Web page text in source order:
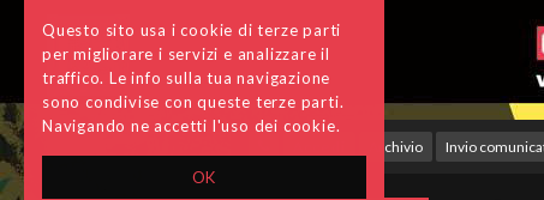
OK
Questo sito usa i cookie di terze parti
per migliorare i servizi e analizzare il
traffico. Le info sulla tua navigazione
sono condivise con queste terze parti.
Navigando ne accetti l'uso dei cookie.
Archivio Invio